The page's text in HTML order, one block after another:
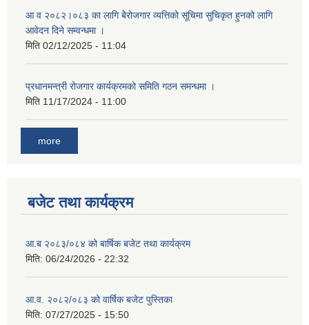
आ व २०८२।०८३ का लागि बेेरोजगार व्यत्तिको सूचिमा सुचिकृत हुनको लागि
आवेदन दिने सम्वन्धमा ।
मिति 02/12/2025 - 11:04
प्रधानमन्त्री रोजगार कार्यक्रमको समिति गठन समन्धमा ।
मिति 11/17/2024 - 11:00
more
बजेट तथा कार्यक्रम
आ.ब २०८३/०८४ को बार्षिक बजेट तथा कार्यक्रम
मिति: 06/24/2026 - 22:32
आ.व. २०८२/०८३ को वार्षिक बजेट पुस्तिका
मिति: 07/27/2025 - 15:50